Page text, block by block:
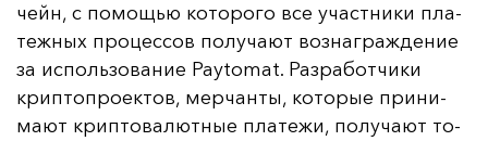
чейн, с по­мощью ко­то­ро­го все учас­тни­ки пла­
теж­ных про­цес­сов по­лу­ча­ют воз­наг­раж­де­ние
за ис­поль­зо­ва­ние Paytomat. Раз­ра­бот­чи­ки
крип­топ­ро­ек­тов, мер­чан­ты, ко­то­рые при­ни­
ма­ют крип­то­ва­лют­ные пла­те­жи, по­лу­ча­ют то­